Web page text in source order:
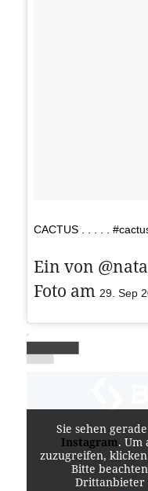
CACTUS . . . . .
Ein von
Foto am 29. Sep
Sie sehen
Instagram. Um
zuzugreifen,
Bitte
Drittanbieter